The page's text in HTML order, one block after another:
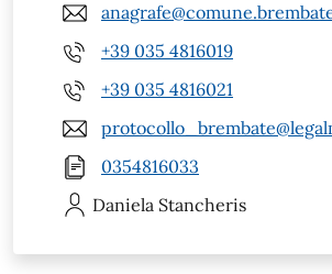
+39 035 4816019
+39 035 4816021
0354816033
Daniela Stancheris